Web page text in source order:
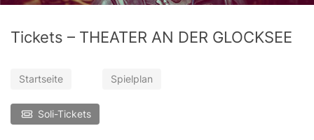
Tickets – THEATER AN DER GLOCKSEE
Startseite Spielplan
Soli-Tickets